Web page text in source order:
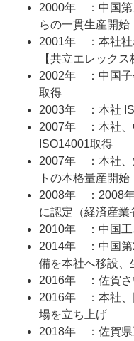
2000年 ：中国第
らの一貫生産開始
2001年 ：本社社
【共立エレック
2002年 ：中国子
取得
2003年 ：本社
2007年 ：本社、
ISO14001取得
2007年 ：本社、
トの本格量産開始
2008年 ：2008年
に認定（経済産業
2010年 ：中国工
2014年 ：中国第
備を本社へ移設、
2016年 ：佐賀さ
2016年 ：本社、
場を立ち上げ
2018年 ：佐賀県